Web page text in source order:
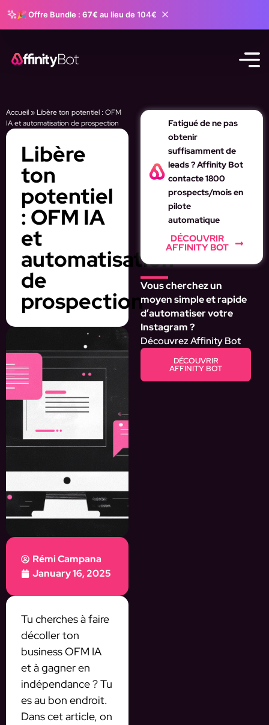
🎉 Offre Bundle : 67€ au lieu de 104€
Accueil» Libère ton potentiel : OFM
IA et automatisation de prospection
Libère
ton
potentiel
: OFM IA
et
automatisation
de
prospection
Rémi Campana
January 16, 2025
Tu cherches à faire
décoller ton
business OFM IA
et à gagner en
indépendance ? Tu
es au bon endroit.
Dans cet article, on
Fatigué de ne pas
obtenir
suffisamment de
leads ? Affinity Bot
contacte 1800
prospects/mois en
pilote
automatique
DÉCOUVRIR
AFFINITY BOT
Vous cherchez un
moyen simple et rapide
d’automatiser votre
Instagram ?
Découvrez Affinity Bot
DÉCOUVRIR
AFFINITY BOT